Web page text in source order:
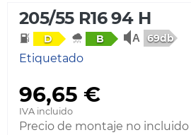
205/55 R16 94 H
D B 69db
Etiquetado
96,65 €
IVA incluido
Precio de montaje no incluido